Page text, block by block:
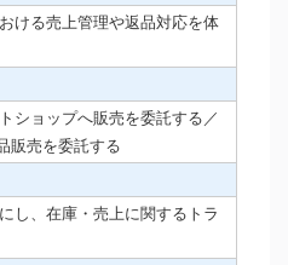
ける売上管理や返品対応を体
ショップへ販売を委託する／
販売を委託する
し、在庫・売上に関するトラ